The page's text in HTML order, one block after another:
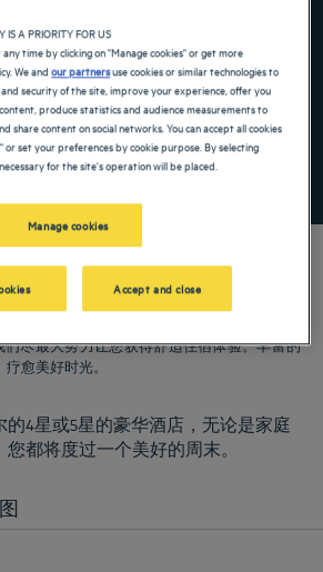
寻找酒店
尽最大努力让您获得舒适住宿体验。丰富的
愈美好时光。
4星或5星的豪华酒店，无论是家庭
都将度过一个美好的周末。
IS A PRIORITY FOR US
any time by clicking on "Manage cookies" or get more
We andour partnersuse cookies or similar technologies to
security of the site, improve your experience, offer you
produce statistics and audience measurements to
share content on social networks. You can accept all cookies
or set your preferences by cookie purpose. By selecting
for the site's operation will be placed.
Manage cookies
Accept and close